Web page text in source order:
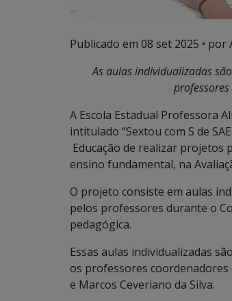
Publicado em 08 set 2025 • por
As aulas individualizadas
A Escola Estadual Professora
intitulado “Sextou com S de
Educação de realizar projetos
ensino fundamental, na
O projeto consiste em aulas
pelos professores durante o
pedagógica.
Essas aulas individualizadas
os professores coordenadores
e Marcos Ceveriano da Silva.